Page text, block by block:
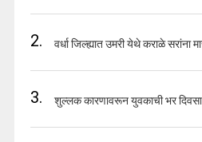
2. वर्धा जिल्ह्यात उमरी येथे कराळे सरांना
3. शुल्लक कारणावरून युवकाची भर दिवसा